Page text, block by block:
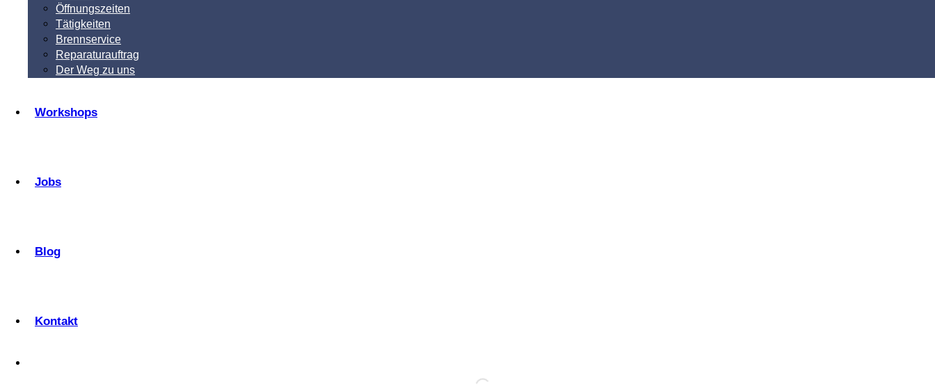
Öffnungszeiten
Tätigkeiten
Brennservice
Reparaturauftrag
Der Weg zu uns
Workshops
Jobs
Blog
Kontakt